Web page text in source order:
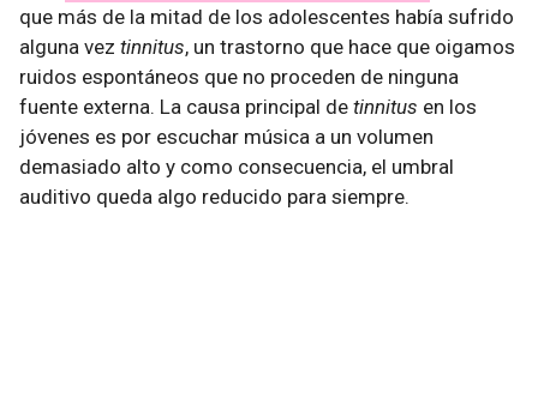
que más de la mitad de los adolescentes había sufrido
alguna vez tinnitus, un trastorno que hace que oigamos
ruidos espontáneos que no proceden de ninguna
fuente externa. La causa principal de tinnitus en los
jóvenes es por escuchar música a un volumen
demasiado alto y como consecuencia, el umbral
auditivo queda algo reducido para siempre.